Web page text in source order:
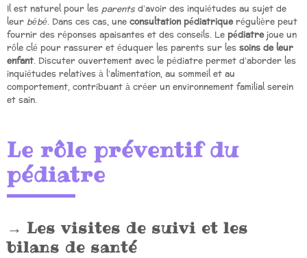
Il est naturel pour les parentsd’avoir des inquiétudes au sujet de
leur bébé. Dans ces cas, uneconsultation pédiatriquerégulière peut
fournir des réponses apaisantes et des conseils. Le pédiatrejoue un
rôle clé pour rassurer et éduquer les parents sur les soins de leur
enfant. Discuter ouvertement avec le pédiatre permet d’aborder les
inquiétudes relatives à l’alimentation, au sommeil et au
comportement, contribuant à créer un environnement familial serein
et sain.
Le rôle préventif du
pédiatre
Les visites de suivi et les
bilans de santé